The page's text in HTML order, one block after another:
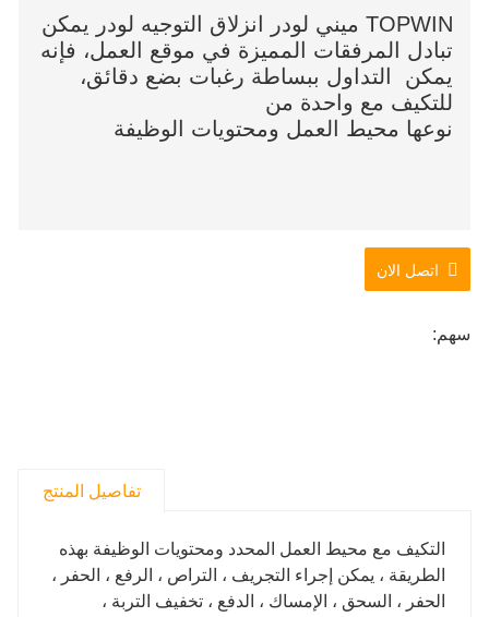
TOPWIN ميني لودر انزلاق التوجيه لودر يمكن
تبادل المرفقات المميزة في موقع العمل، فإنه
يمكن التداول ببساطة رغبات بضع دقائق،
للتكيف مع واحدة من
نوعها محيط العمل ومحتويات الوظيفة
اتصل الان
سهم:
تفاصيل المنتج
التكيف مع محيط العمل المحدد ومحتويات الوظيفة بهذه
الطريقة ، يمكن إجراء التجريف ، التراص ، الرفع ، الحفر ،
الحفر ، السحق ، الإمساك ، الدفع ، تخفيف التربة ،